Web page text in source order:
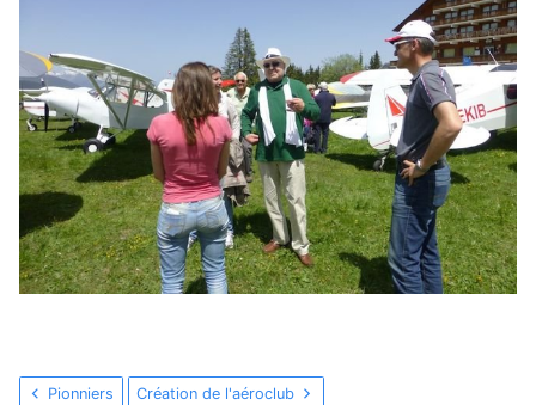
Pionniers Création de l'aéroclub